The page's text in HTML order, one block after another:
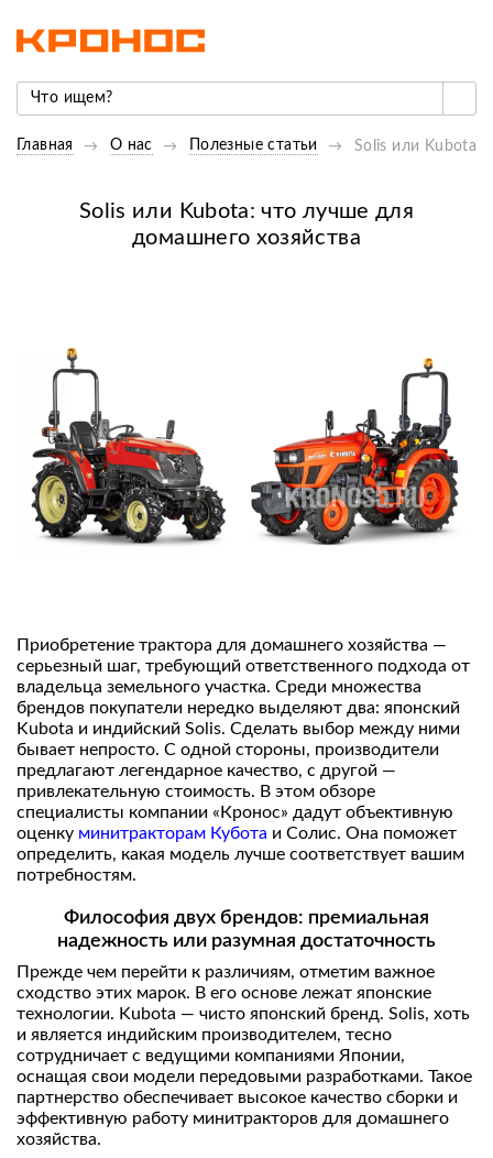
Главная О нас Полезные статьи Solis или Kubota:
Solis или Kubota: что лучше для
домашнего хозяйства
Приобретение трактора для домашнего хозяйства —
серьезный шаг, требующий ответственного подхода от
владельца земельного участка. Среди множества
брендов покупатели нередко выделяют два: японский
Kubota и индийский Solis. Сделать выбор между ними
бывает непросто. С одной стороны, производители
предлагают легендарное качество, с другой —
привлекательную стоимость. В этом обзоре
специалисты компании «Кронос» дадут объективную
оценку минитракторам Кубота и Солис. Она поможет
определить, какая модель лучше соответствует вашим
потребностям.
Философия двух брендов: премиальная
надежность или разумная достаточность
Прежде чем перейти к различиям, отметим важное
сходство этих марок. В его основе лежат японские
технологии. Kubota — чисто японский бренд. Solis, хоть
и является индийским производителем, тесно
сотрудничает с ведущими компаниями Японии,
оснащая свои модели передовыми разработками. Такое
партнерство обеспечивает высокое качество сборки и
эффективную работу минитракторов для домашнего
хозяйства.